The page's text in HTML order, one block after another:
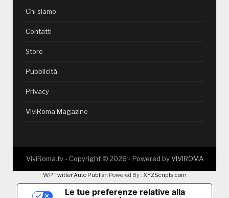
Chi siamo
Contatti
Store
Pubblicità
Privacy
ViviRoma Magazine
ViviRoma.tv - Copyright © 2026 - Powered byVIVIROMA
WP Twitter Auto Publish Powered By : XYZScripts.com
Le tue preferenze relative alla